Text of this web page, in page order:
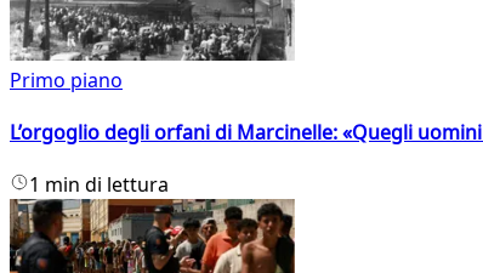
Primo piano
L’orgoglio degli orfani di Marcinelle: «Quegli
1 min di lettura